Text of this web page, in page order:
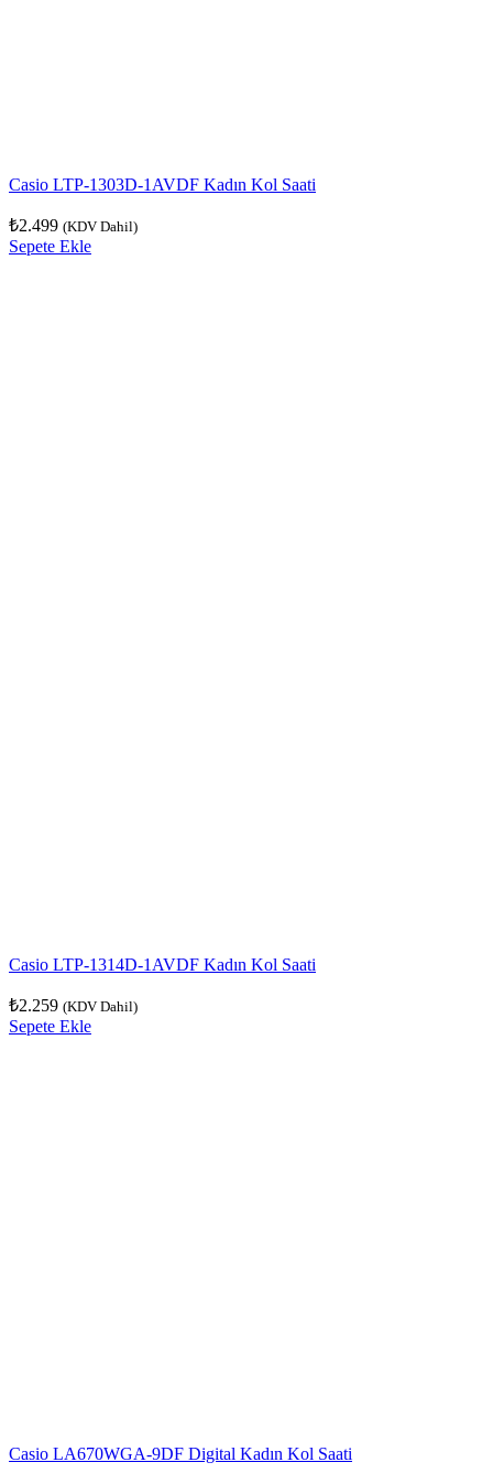
Casio LTP-1303D-1AVDF Kadın Kol Saati
₺2.499 (KDV Dahil)
Sepete Ekle
Casio LTP-1314D-1AVDF Kadın Kol Saati
₺2.259 (KDV Dahil)
Sepete Ekle
Casio LA670WGA-9DF Digital Kadın Kol Saati